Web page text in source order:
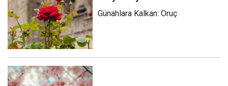
Günahlara Kalkan: Oruç